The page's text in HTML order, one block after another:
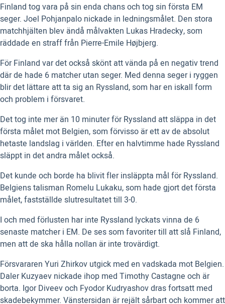
Finland tog vara på sin enda chans och tog sin första EM
seger. Joel Pohjanpalo nickade in ledningsmålet. Den stora
matchhjälten blev ändå målvakten Lukas Hradecky, som
räddade en straff från Pierre-Emile Højbjerg.
För Finland var det också skönt att vända på en negativ trend
där de hade 6 matcher utan seger. Med denna seger i ryggen
blir det lättare att ta sig an Ryssland, som har en iskall form
och problem i försvaret.
Det tog inte mer än 10 minuter för Ryssland att släppa in det
första målet mot Belgien, som förvisso är ett av de absolut
hetaste landslag i världen. Efter en halvtimme hade Ryssland
släppt in det andra målet också.
Det kunde och borde ha blivit fler insläppta mål för Ryssland.
Belgiens talisman Romelu Lukaku, som hade gjort det första
målet, fastställde slutresultatet till 3-0.
I och med förlusten har inte Ryssland lyckats vinna de 6
senaste matcher i EM. De ses som favoriter till att slå Finland,
men att de ska hålla nollan är inte trovärdigt.
Försvararen Yuri Zhirkov utgick med en vadskada mot Belgien.
Daler Kuzyaev nickade ihop med Timothy Castagne och är
borta. Igor Diveev och Fyodor Kudryashov dras fortsatt med
skadebekymmer. Vänstersidan är rejält sårbart och kommer att